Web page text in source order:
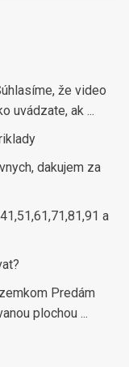
že video
uvádzate, ak ...
dakujem za
a
Predám
plochou ...